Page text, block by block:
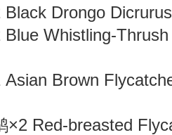
Drongo
Whistling-
Brown
×2 Red-breasted